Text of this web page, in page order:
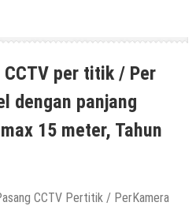
CCTV per titik / Per
dengan panjang
15 meter, Tahun
CCTV Pertitik / PerKamera